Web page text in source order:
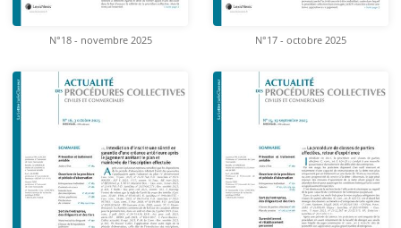
N°18 - novembre 2025 N°17 - octobre 2025